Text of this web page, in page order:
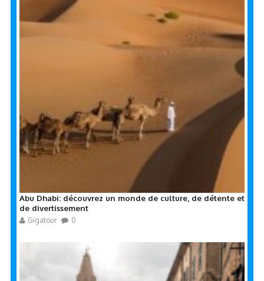
Abu Dhabi: découvrez un monde de culture, de détente et
de divertissement
Gigatour 0